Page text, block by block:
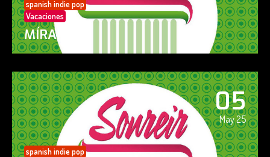
spanish indie pop
Vacaciones
MÍRAME
05
May 25
spanish indie pop